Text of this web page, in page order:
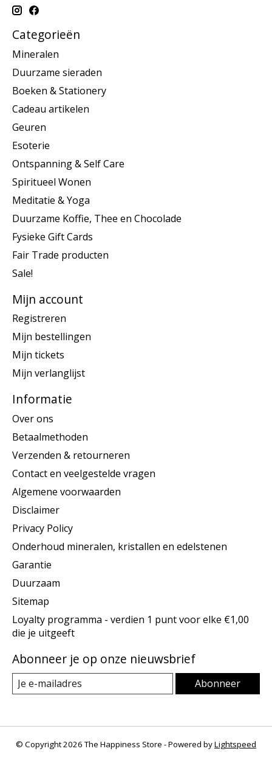
Categorieën
Mineralen
Duurzame sieraden
Boeken & Stationery
Cadeau artikelen
Geuren
Esoterie
Ontspanning & Self Care
Spiritueel Wonen
Meditatie & Yoga
Duurzame Koffie, Thee en Chocolade
Fysieke Gift Cards
Fair Trade producten
Sale!
Mijn account
Registreren
Mijn bestellingen
Mijn tickets
Mijn verlanglijst
Informatie
Over ons
Betaalmethoden
Verzenden & retourneren
Contact en veelgestelde vragen
Algemene voorwaarden
Disclaimer
Privacy Policy
Onderhoud mineralen, kristallen en edelstenen
Garantie
Duurzaam
Sitemap
Loyalty programma - verdien 1 punt voor elke €1,00
die je uitgeeft
Abonneer je op onze nieuwsbrief
Abonneer
© Copyright 2026 The Happiness Store - Powered byLightspeed